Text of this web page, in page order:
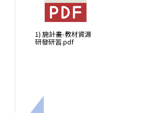
1) 施計畫-教材資源
研發研習.pdf